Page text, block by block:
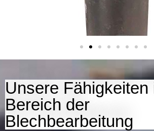
Unsere Fähigkeiten
Bereich der
Blechbearbeitung